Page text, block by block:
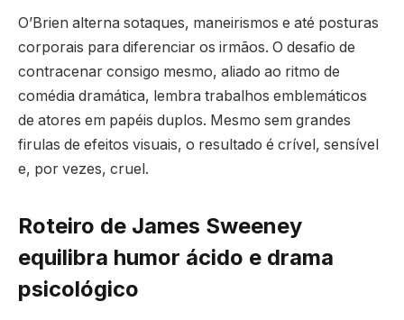
O’Brien alterna sotaques, maneirismos e até posturas
corporais para diferenciar os irmãos. O desafio de
contracenar consigo mesmo, aliado ao ritmo de
comédia dramática, lembra trabalhos emblemáticos
de atores em papéis duplos. Mesmo sem grandes
firulas de efeitos visuais, o resultado é crível, sensível
e, por vezes, cruel.
Roteiro de James Sweeney
equilibra humor ácido e drama
psicológico